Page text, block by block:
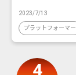
2023/7/13
プラットフォーマー